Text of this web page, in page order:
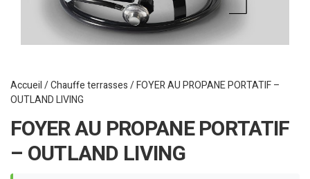
Accueil/Chauffe terrasses/ FOYER AU PROPANE PORTATIF –
OUTLAND LIVING
FOYER AU PROPANE PORTATIF
– OUTLAND LIVING